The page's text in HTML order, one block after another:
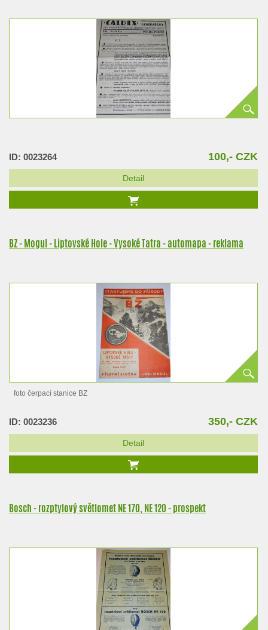
ID: 0023264 100,- CZK
Detail
BZ - Mogul - Liptovské Hole - Vysoké Tatra - automapa - reklama
foto čerpací stanice BZ
ID: 0023236 350,- CZK
Detail
Bosch - rozptylový světlomet NE 170, NE 120 - prospekt